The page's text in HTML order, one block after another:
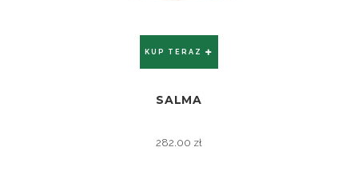
KUP TERAZ
SALMA
282.00 zł